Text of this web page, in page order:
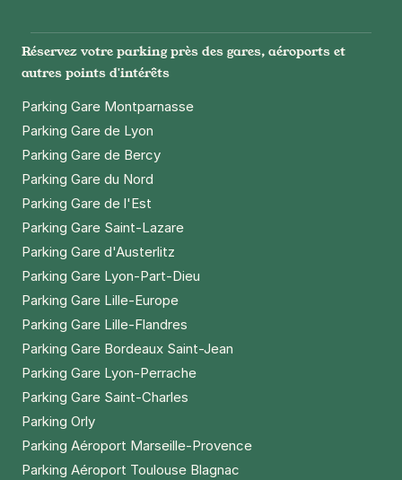
Réservez votre parking près des gares, aéroports et
autres points d'intérêts
Parking Gare Montparnasse
Parking Gare de Lyon
Parking Gare de Bercy
Parking Gare du Nord
Parking Gare de l'Est
Parking Gare Saint-Lazare
Parking Gare d'Austerlitz
Parking Gare Lyon-Part-Dieu
Parking Gare Lille-Europe
Parking Gare Lille-Flandres
Parking Gare Bordeaux Saint-Jean
Parking Gare Lyon-Perrache
Parking Gare Saint-Charles
Parking Orly
Parking Aéroport Marseille-Provence
Parking Aéroport Toulouse Blagnac